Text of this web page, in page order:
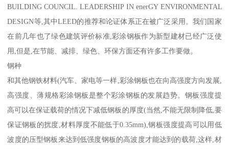
BUILDING COUNCIL. LEADERSHIP IN enerGY ENVIRONMENTAL
DESIGN等,其中LEED的推荐和论证体系正在被广泛采用。我们国家
在前几年也了绿色建筑评价标准,彩涂钢板作为新型建材已经广泛使
用,但是,在节能、减排、绿色、环保方面还有许多工作要做。
钢种
和其他钢铁材料(汽车、家电等一样,彩涂钢板也在向高强度方向发展,
高强度、薄规格彩涂钢板是整个彩涂钢板的发展趋势。钢板强度提
高可以在保证载荷的情况下减低钢板的厚度(当然,不能无限制降低,要
保证钢板的扰度,材料厚度不能低于0.35mm),钢板强度提高可以用低
波度的压型钢板来达到低强度钢板的高波度才能达到的载荷,这样,材